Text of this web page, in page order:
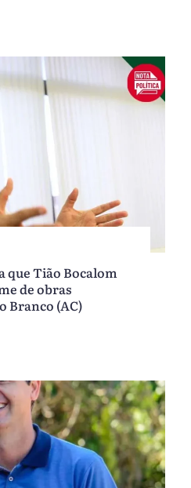
que Tião Bocalom
de obras
Branco (AC)